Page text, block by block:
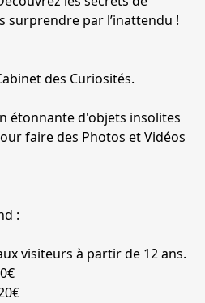
surprendre par l’inattendu !
des Curiosités.
étonnante d'objets insolites
faire des Photos et Vidéos
:
visiteurs à partir de 12 ans.